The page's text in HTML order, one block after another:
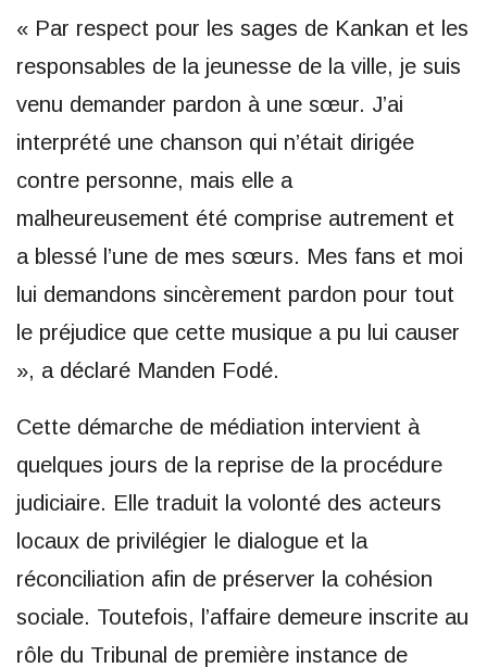
« Par respect pour les sages de Kankan et les
responsables de la jeunesse de la ville, je suis
venu demander pardon à une sœur. J’ai
interprété une chanson qui n’était dirigée
contre personne, mais elle a
malheureusement été comprise autrement et
a blessé l’une de mes sœurs. Mes fans et moi
lui demandons sincèrement pardon pour tout
le préjudice que cette musique a pu lui causer
», a déclaré Manden Fodé.
Cette démarche de médiation intervient à
quelques jours de la reprise de la procédure
judiciaire. Elle traduit la volonté des acteurs
locaux de privilégier le dialogue et la
réconciliation afin de préserver la cohésion
sociale. Toutefois, l’affaire demeure inscrite au
rôle du Tribunal de première instance de